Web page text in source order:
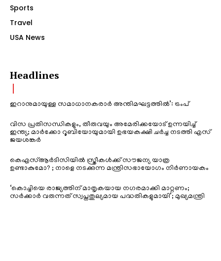
Sports
Travel
USA News
Headlines
ഇറാനുമായുള്ള സമാധാനകരാർ അന്തിമഘട്ടത്തിൽ‌’: ട്രംപ്
വിസ പ്രതിസന്ധികളും, തീരുവയും അമേരിക്കയോട് ഉന്നയിച്ച്
ഇന്ത്യ; മാർക്കോ റൂബിയോയുമായി ഉഭയകക്ഷി ചർച്ച നടത്തി എസ്
ജയശങ്കർ
കെഎസ്ആർടിസിയിൽ സ്ത്രീകൾക്ക് സൗജന്യ യാത്ര
ഉണ്ടാകുമോ? ; നാളെ നടക്കുന്ന മന്ത്രിസഭായോഗം നിർണായകം
‘കൊച്ചിയെ രാജ്യത്തിന് മാതൃകയായ നഗരമാക്കി മാറ്റണം;
സർക്കാർ വരുന്നത് സ്വപ്നതുല്യമായ പദ്ധതികളുമായി’; മുഖ്യമന്ത്രി